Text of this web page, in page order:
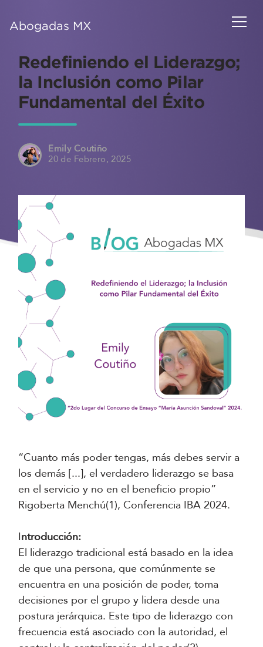
Abogadas MX
Redefiniendo el Liderazgo;
la Inclusión como Pilar
Fundamental del Éxito
Emily Coutiño
20 de Febrero, 2025
“Cuanto más poder tengas, más debes servir a
los demás [...], el verdadero liderazgo se basa
en el servicio y no en el beneficio propio”
Rigoberta Menchú(1), Conferencia IBA 2024.
Introducción:
El liderazgo tradicional está basado en la idea
de que una persona, que comúnmente se
encuentra en una posición de poder, toma
decisiones por el grupo y lidera desde una
postura jerárquica. Este tipo de liderazgo con
frecuencia está asociado con la autoridad, el